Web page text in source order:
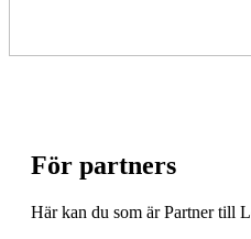
För partners
Här kan du som är Partner till